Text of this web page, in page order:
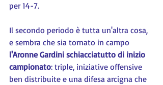
per 14-7.
Il secondo periodo è tutta un'altra cosa,
e sembra che sia tornato in campo
l'Aronne Gardini schiacciatutto di inizio
campionato: triple, iniziative offensive
ben distribuite e una difesa arcigna che